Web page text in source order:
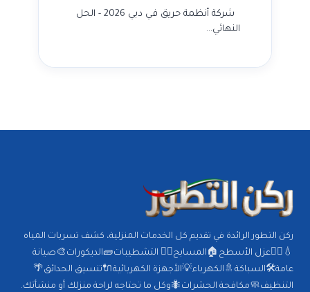
شركة أنظمة حريق في دبي 2026 - الحل
النهائي…
ركن التطور الرائدة في تقديم كل الخدمات المنزلية، كشف تسربات المياه
💧🕵️‍♂️عزل الأسطح🏠المسابح🏊‍♂️ التشطيبات🧱الديكورات🎨صيانة
عامة🛠️السباكة🚿الكهرباء💡الأجهزة الكهربائية🔌تنسيق الحدائق🌴
التنظيف🧼مكافحة الحشرات🐜وكل ما تحتاجه لراحة منزلك أو منشأتك.